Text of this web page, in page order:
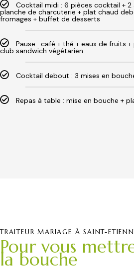
Cocktail midi : 6 pièces cocktail + 2
planche de charcuterie + plat chaud
fromages + buffet de desserts
Pause : café + thé + eaux de fruits
club sandwich végétarien
Cocktail debout : 3 mises en
Repas à table : mise en bouche +
TRAITEUR MARIAGE À SAINT-
Pour vous
la bouche